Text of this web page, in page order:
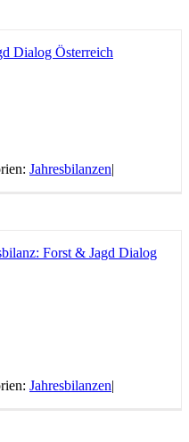
Jahresbilanzen|
Jahresbilanzen|